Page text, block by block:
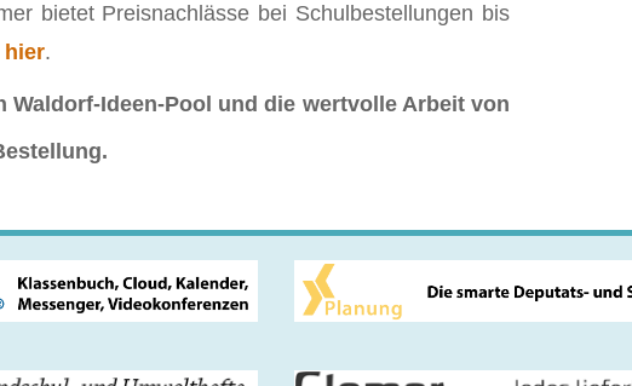
bietet Preisnachlässe bei Schulbestellungen bis
hier.
Waldorf-Ideen-Pool und die wertvolle Arbeit von